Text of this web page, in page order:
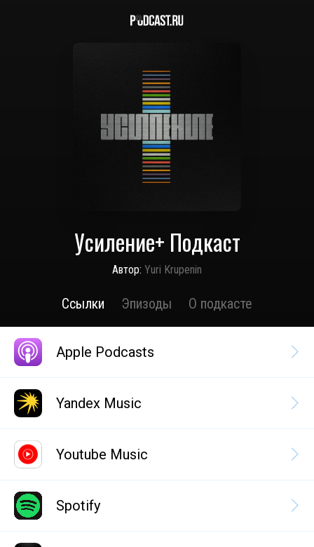
Усиление+ Подкаст
Автор: Yuri Krupenin
Ссылки Эпизоды О подкасте
Apple Podcasts
Yandex Music
Youtube Music
Spotify